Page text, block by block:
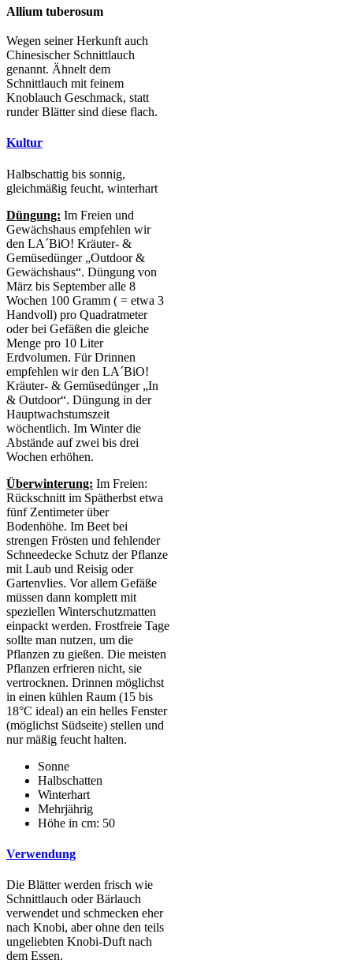
Allium tuberosum
Wegen seiner Herkunft auch
Chinesischer Schnittlauch
genannt. Ähnelt dem
Schnittlauch mit feinem
Knoblauch Geschmack, statt
runder Blätter sind diese flach.
Kultur
Halbschattig bis sonnig,
gleichmäßig feucht, winterhart
Düngung: Im Freien und
Gewächshaus empfehlen wir
den LA´BiO! Kräuter- &
Gemüsedünger „Outdoor &
Gewächshaus“. Düngung von
März bis September alle 8
Wochen 100 Gramm ( = etwa 3
Handvoll) pro Quadratmeter
oder bei Gefäßen die gleiche
Menge pro 10 Liter
Erdvolumen. Für Drinnen
empfehlen wir den LA´BiO!
Kräuter- & Gemüsedünger „In
& Outdoor“. Düngung in der
Hauptwachstumszeit
wöchentlich. Im Winter die
Abstände auf zwei bis drei
Wochen erhöhen.
Überwinterung: Im Freien:
Rückschnitt im Spätherbst etwa
fünf Zentimeter über
Bodenhöhe. Im Beet bei
strengen Frösten und fehlender
Schneedecke Schutz der Pflanze
mit Laub und Reisig oder
Gartenvlies. Vor allem Gefäße
müssen dann komplett mit
speziellen Winterschutzmatten
einpackt werden. Frostfreie Tage
sollte man nutzen, um die
Pflanzen zu gießen. Die meisten
Pflanzen erfrieren nicht, sie
vertrocknen. Drinnen möglichst
in einen kühlen Raum (15 bis
18°C ideal) an ein helles Fenster
(möglichst Südseite) stellen und
nur mäßig feucht halten.
Sonne
Halbschatten
Winterhart
Mehrjährig
Höhe in cm: 50
Verwendung
Die Blätter werden frisch wie
Schnittlauch oder Bärlauch
verwendet und schmecken eher
nach Knobi, aber ohne den teils
ungeliebten Knobi-Duft nach
dem Essen.